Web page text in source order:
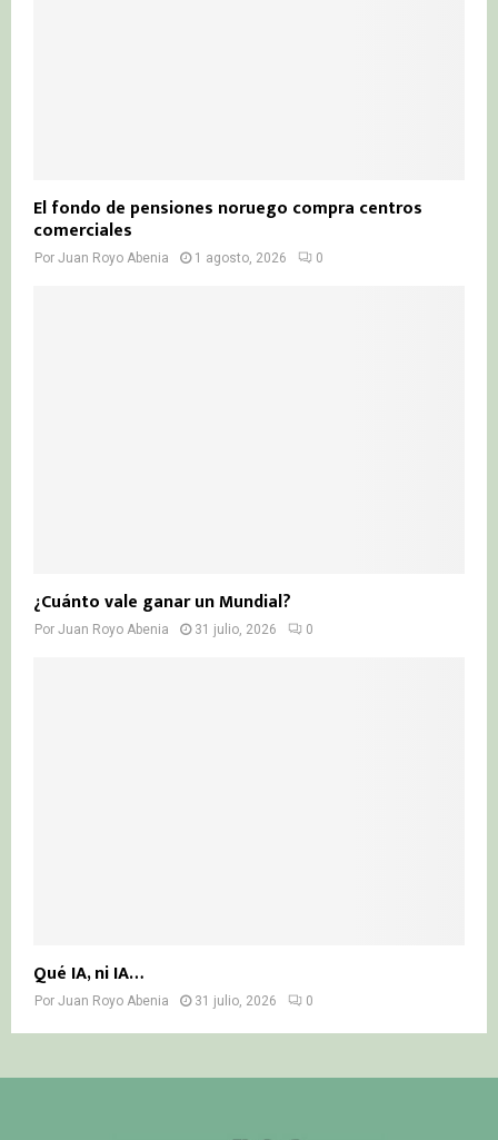
El fondo de pensiones noruego compra centros
comerciales
Por Juan Royo Abenia 1 agosto, 2026 0
¿Cuánto vale ganar un Mundial?
Por Juan Royo Abenia 31 julio, 2026 0
Qué IA, ni IA…
Por Juan Royo Abenia 31 julio, 2026 0